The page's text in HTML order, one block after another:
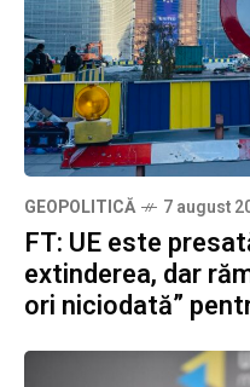
GEOPOLITICĂ 7 august
FT: UE este
extinderea, dar
ori niciodată”